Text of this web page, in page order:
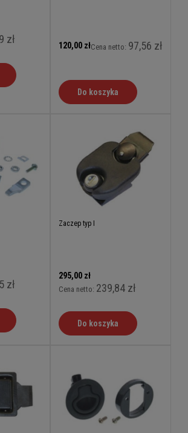
zł 120,00 złCena netto: 97,56 zł
Do koszyka
zł
Zaczep typ I
295,00 zł
Cena netto: 239,84 zł
Do koszyka